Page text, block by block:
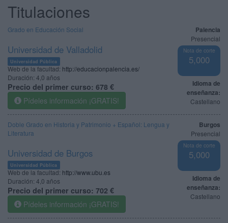
Titulaciones
Palencia
Presencial
Nota de corte
5,000
Idioma de
enseñanza:
Castellano
Grado en Educación Social
Universidad de Valladolid
Universidad Pública
Web de la facultad: http://educacionpalencia.es/
Duración: 4,0 años
Precio del primer curso: 678 €
Pídeles información ¡GRATIS!
Burgos
Presencial
Nota de corte
5,000
Idioma de
enseñanza:
Castellano
Doble Grado en Historia y Patrimonio + Español: Lengua y
Literatura
Universidad de Burgos
Universidad Pública
Web de la facultad: http://www.ubu.es
Duración: 4,0 años
Precio del primer curso: 702 €
Pídeles información ¡GRATIS!